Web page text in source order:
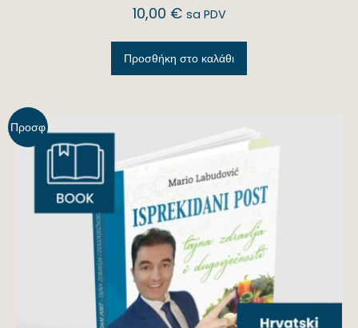
10,00 € sa PDV
Προσθήκη στο καλάθι
Προσφ